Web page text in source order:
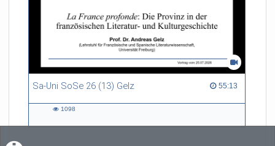
Sa-Uni SoSe 26 (13) Gelz 55:13
55:13 duration
1098